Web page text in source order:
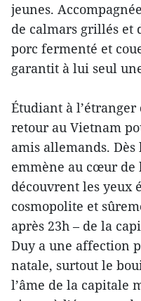
jeunes.
de calmars grillés et
porc fermenté et
garantit à lui seul
Étudiant à l’étranger
retour au Vietnam
amis allemands.
emmène au cœur de
découvrent les yeux
cosmopolite et
après 23h – de la
Duy a une affection
natale, surtout le
l’âme de la capitale